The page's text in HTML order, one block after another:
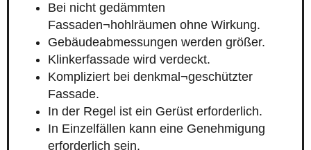
Bei nicht gedämmten
Fassaden¬hohlräumen ohne Wirkung.
Gebäudeabmessungen werden größer.
Klinkerfassade wird verdeckt.
Kompliziert bei denkmal¬geschützter
Fassade.
In der Regel ist ein Gerüst erforderlich.
In Einzelfällen kann eine Genehmigung
erforderlich sein.